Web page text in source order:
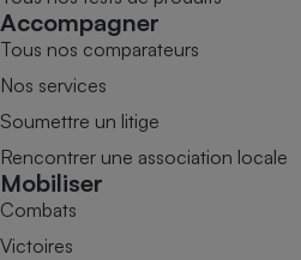
Accompagner
Tous nos comparateurs
Nos services
Soumettre un litige
Rencontrer une association locale
Mobiliser
Combats
Victoires